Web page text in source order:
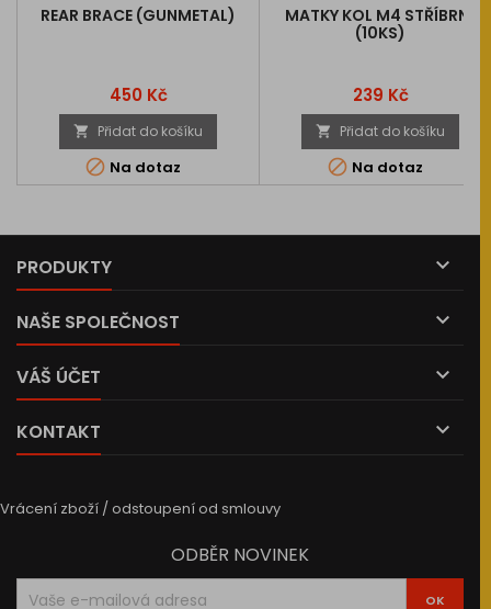
REAR BRACE (GUNMETAL)
Cena
450 Kč
 Přidat do košíku
 Na dotaz
MATKY KOL M4 STŘÍBRNÉ
(10KS)
Cena
239 Kč
 Přidat do košíku
 Na dotaz
PRODUKTY 
NAŠE SPOLEČNOST 
VÁŠ ÚČET 
KONTAKT 
Vrácení zboží / odstoupení od smlouvy
ODBĚR NOVINEK